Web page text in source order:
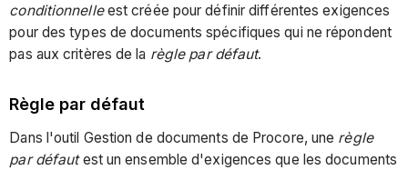
conditionnelleest créée pour définir différentes exigences
pour des types de documents spécifiques qui ne répondent
pas aux critères de la règle par défaut.
Règle par défaut
Dans l'outil Gestion de documents de Procore, une règle
par défautest un ensemble d'exigences que les documents